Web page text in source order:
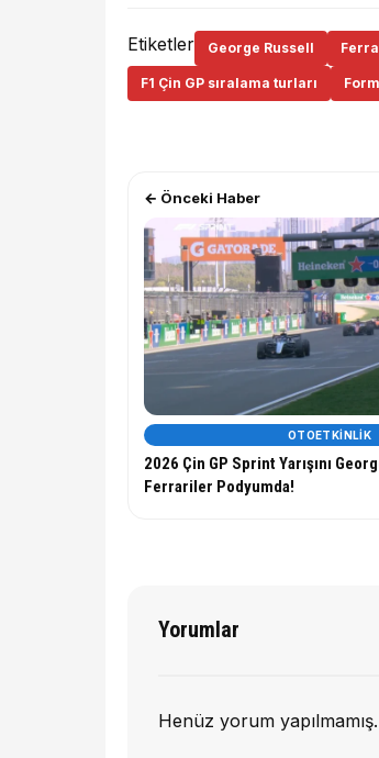
Etiketler George Russell
F1 Çin GP sıralama turları
← Önceki Haber
OTOETKINLIK
2026 Çin GP Sprint Yarışını
Ferrariler Podyumda!
Yorumlar
Henüz yorum